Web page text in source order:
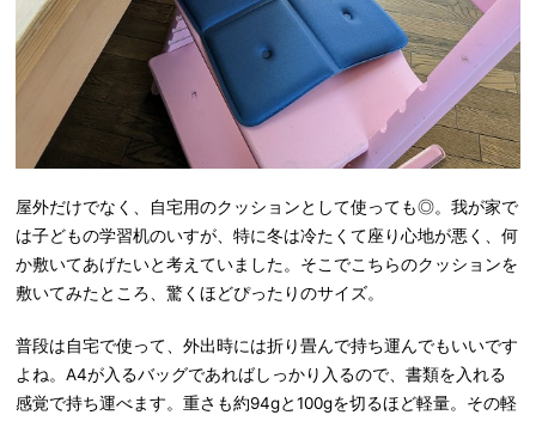
屋外だけでなく、自宅用のクッションとして使っても◎。我が家で
は子どもの学習机のいすが、特に冬は冷たくて座り心地が悪く、何
か敷いてあげたいと考えていました。そこでこちらのクッションを
敷いてみたところ、驚くほどぴったりのサイズ。
普段は自宅で使って、外出時には折り畳んで持ち運んでもいいです
よね。A4が入るバッグであればしっかり入るので、書類を入れる
感覚で持ち運べます。重さも約94gと100gを切るほど軽量。その軽